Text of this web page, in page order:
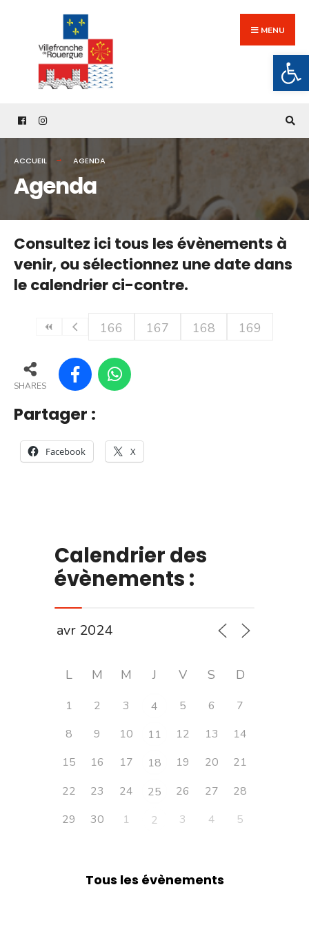
content
MENU
ACCUEIL AGENDA
Agenda
Consultez ici tous les évènements à
venir,ou sélectionnez une date dans
le calendrier ci-contre.
166 167 168 169
SHARES
Partager :
Facebook X
Calendrier des
évènements :
L M M J V S D
1 2 3 4 5 6
7
8
9 10 11 12 13
14
15
16 17 18 19 20
21
22
23 24 25 26 27
28
29
30 1 2 3 4 5
Tous les évènements